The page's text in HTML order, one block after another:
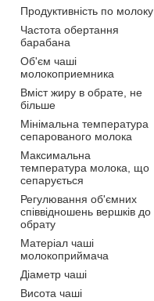
Продуктивність по молоку
Частота обертання
барабана
Об'єм чаші
молокоприемника
Вміст жиру в обрате, не
більше
Мінімальна температура
сепарованого молока
Максимальна
температура молока, що
сепарується
Регулювання об'ємних
співвідношень вершків до
обрату
Матеріал чаші
молокоприймача
Діаметр чаші
Висота чаші